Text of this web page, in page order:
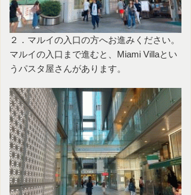
２．マルイの入口の方へお進みください。
マルイの入口まで進むと、Miami Villaとい
うパスタ屋さんがあります。